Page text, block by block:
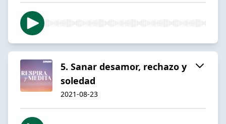
5. Sanar desamor, rechazo y
soledad
2021-08-23